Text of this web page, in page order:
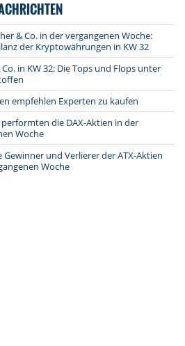
& Co. in der vergangenen Woche:
der Kryptowährungen in KW 32
in KW 32: Die Tops und Flops unter
empfehlen Experten zu kaufen
performten die DAX-Aktien in der
Woche
Gewinner und Verlierer der ATX-Aktien
Woche